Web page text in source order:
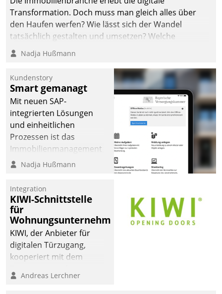
Transformation. Doch muss man gleich alles über
den Haufen werfen? Wie lässt sich der Wandel
tatsächlich gestalten und umsetzen? Welche
Argumente zählen wirklich?
Nadja Hußmann
Kundenstory
Smart gemanagt
Mit neuen SAP-
integrierten Lösungen
und einheitlichen
Prozessen ist das
Immobilienmanagement
der Bayerischen
Ressort Kapitalanlage für
künftige Aufgaben und
Herausforderungen
gerüstet.
Nadja Hußmann
Integration
KIWI-Schnittstelle
für
Wohnungsunternehmen
KIWI, der Anbieter für
digitalen Türzugang,
kooperiert mit dem
Softwareentwicklungshaus
Andreas Lerchner